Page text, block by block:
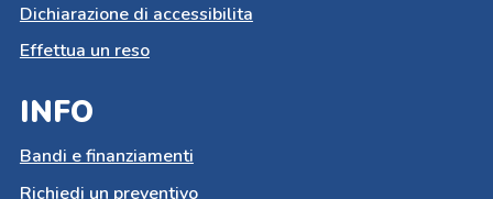
Dichiarazione di accessibilita
Effettua un reso
INFO
Bandi e finanziamenti
Richiedi un preventivo